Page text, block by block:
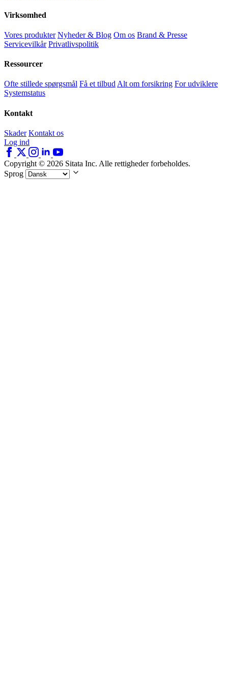
Virksomhed
Vores produkter Nyheder & Blog Om os Brand & Presse
Servicevilkår Privatlivspolitik
Ressourcer
Ofte stillede spørgsmål Få et tilbudAlt om forsikring For udviklere
Systemstatus
Kontakt
Skader Kontakt os
Log ind
Copyright © 2026 Sitata Inc. Alle rettigheder forbeholdes.
Sprog